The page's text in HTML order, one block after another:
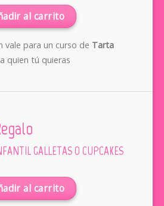
al carrito
vale para un curso de Tarta
quien tú quieras
GALLETAS O CUPCAKES
al carrito